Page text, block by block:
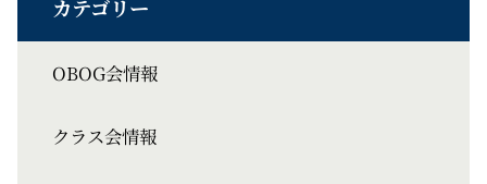
OBOG会情報
クラス会情報